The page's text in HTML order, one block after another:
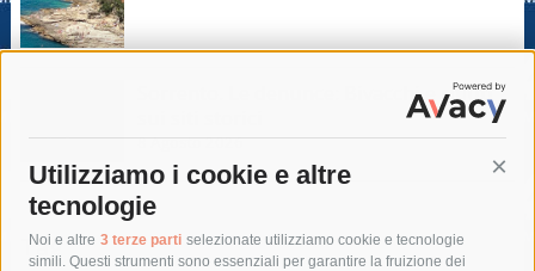
Utilizziamo i cookie e altre
tecnologie
Noi e altre 3 terze parti selezionate utilizziamo cookie e tecnologie
simili. Questi strumenti sono essenziali per garantire la fruizione dei
Sorrento. Le denunce: Bivacchi e rifiuti
8 Agosto 2026
Tag